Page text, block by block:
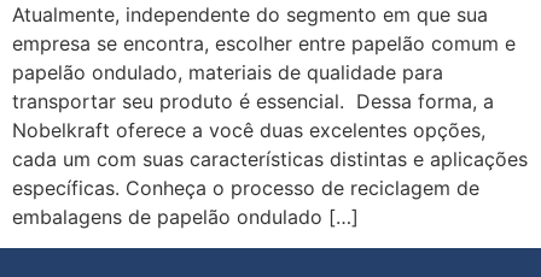
Atualmente, independente do segmento em que sua
empresa se encontra, escolher entre papelão comum e
papelão ondulado, materiais de qualidade para
transportar seu produto é essencial. Dessa forma, a
Nobelkraft oferece a você duas excelentes opções,
cada um com suas características distintas e aplicações
específicas. Conheça o processo de reciclagem de
embalagens de papelão ondulado […]